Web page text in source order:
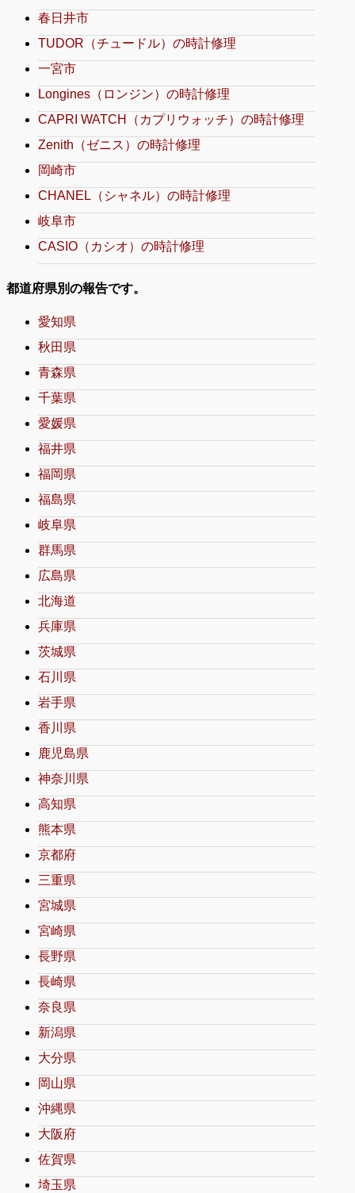
春日井市
TUDOR（チュードル）の時計修理
一宮市
Longines（ロンジン）の時計修理
CAPRI WATCH（カプリウォッチ）の時計修理
Zenith（ゼニス）の時計修理
岡崎市
CHANEL（シャネル）の時計修理
岐阜市
CASIO（カシオ）の時計修理
都道府県別の報告です。
愛知県
秋田県
青森県
千葉県
愛媛県
福井県
福岡県
福島県
岐阜県
群馬県
広島県
北海道
兵庫県
茨城県
石川県
岩手県
香川県
鹿児島県
神奈川県
高知県
熊本県
京都府
三重県
宮城県
宮崎県
長野県
長崎県
奈良県
新潟県
大分県
岡山県
沖縄県
大阪府
佐賀県
埼玉県